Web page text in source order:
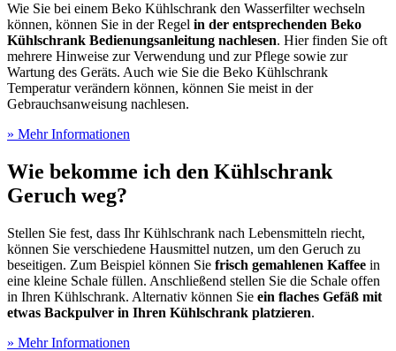
Wie Sie bei einem Beko Kühlschrank den Wasserfilter wechseln
können, können Sie in der Regel in der entsprechenden Beko
Kühlschrank Bedienungsanleitung nachlesen. Hier finden Sie oft
mehrere Hinweise zur Verwendung und zur Pflege sowie zur
Wartung des Geräts. Auch wie Sie die Beko Kühlschrank
Temperatur verändern können, können Sie meist in der
Gebrauchsanweisung nachlesen.
» Mehr Informationen
Wie bekomme ich den Kühlschrank
Geruch weg?
Stellen Sie fest, dass Ihr Kühlschrank nach Lebensmitteln riecht,
können Sie verschiedene Hausmittel nutzen, um den Geruch zu
beseitigen. Zum Beispiel können Sie frisch gemahlenen Kaffee in
eine kleine Schale füllen. Anschließend stellen Sie die Schale offen
in Ihren Kühlschrank. Alternativ können Sie ein flaches Gefäß mit
etwas Backpulver in Ihren Kühlschrank platzieren.
» Mehr Informationen